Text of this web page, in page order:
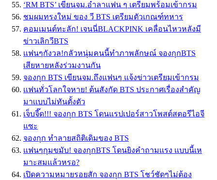
‘RM BTS’ เขียนจม.อำลาแฟน ๆ เตรียมพร้อมเข้ากรม
ชมผมทรงใหม่ ของ วี BTS เตรียมตัวเกณฑ์ทหาร
คอมเมนต์ทะลัก! เจนนี่BLACKPINK เคลื่อนไหวหลังมี
ข่าวเลิกวีBTS
เเฟนๆกังวล!กลัวหนุ่มคนนี้ทำภาพลักษณ์ จองกุกBTS
เสียหายหลังร่วมงานกัน
จองกุก BTS เขียนจม.ถึงแฟนๆ แจ้งข่าวเตรียมเข้ากรม
เเฟนทั่วโลกใจหาย! ต้นสังกัด BTS ประกาศเรื่องสำคัญ
มาเเบบไม่ทันตั้งตัว
เจ็บจี๊ด!!! จองกุก BTS โดนแรปเปอร์สาวโพสต์สตอรีไอจี
แซะ
จองกุก ทำลายสถิติเดิมของ BTS
เเฟนๆกุมขมับ! จองกุกBTS โดนยิงคำถามเเรง เเบบนี้เห
มาะสมเเล้วหรอ?
เปิดความหมายรอยสัก จองกุก BTS โชว์ชัดๆไม่ต้อง